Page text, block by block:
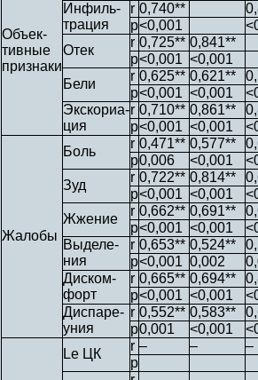
Объек-
тивные
признаки
Инфиль-
трация
r 0,740**
p<0,001
Отек
r 0,725** 0,841**
p<0,001 <0,001
Бели
r 0,625** 0,621**
p<0,001 <0,001
Экскориа-
ция
r 0,710** 0,861**
p<0,001 <0,001
Жалобы
Боль
r 0,471** 0,577**
p0,006 <0,001
Зуд
r 0,722** 0,814**
p<0,001 <0,001
Жжение
r 0,662** 0,691**
p<0,001 <0,001
Выделе-
ния
r 0,653** 0,524**
p<0,001 0,002
Диском-
форт
r 0,665** 0,694**
p<0,001 <0,001
Диспаре-
уния
r 0,552** 0,583**
p0,001 <0,001
Le ЦК
r – –
–
p